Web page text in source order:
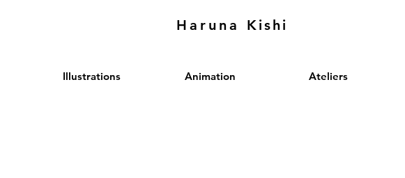
Illustrations Animation Ateliers
Haruna Kishi